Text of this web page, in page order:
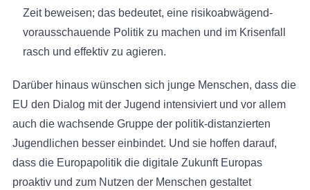
Zeit beweisen; das bedeutet, eine risikoabwägend-
vorausschauende Politik zu machen und im Krisenfall
rasch und effektiv zu agieren.
Darüber hinaus wünschen sich junge Menschen, dass die
EU den Dialog mit der Jugend intensiviert und vor allem
auch die wachsende Gruppe der politik-distanzierten
Jugendlichen besser einbindet. Und sie hoffen darauf,
dass die Europapolitik die digitale Zukunft Europas
proaktiv und zum Nutzen der Menschen gestaltet